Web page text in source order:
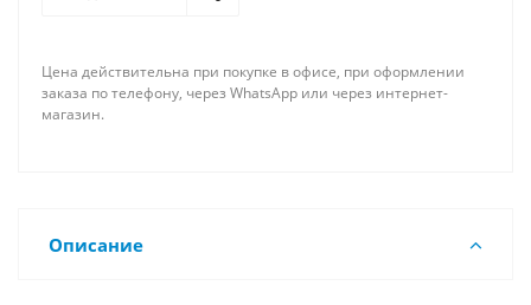
Цена действительна при покупке в офисе, при оформлении
заказа по телефону, через WhatsApp или через интернет-
магазин.
Описание